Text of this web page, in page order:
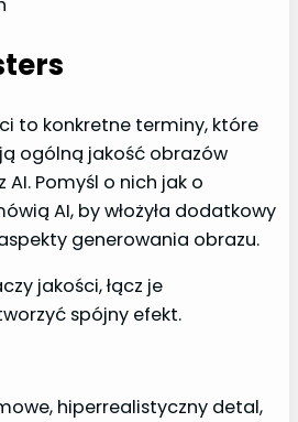
to konkretne terminy, które
ogólną jakość obrazów
Pomyśl o nich jak o
AI, by włożyła dodatkowy
generowania obrazu.
jakości, łącz je
spójny efekt.
hiperrealistyczny detal,